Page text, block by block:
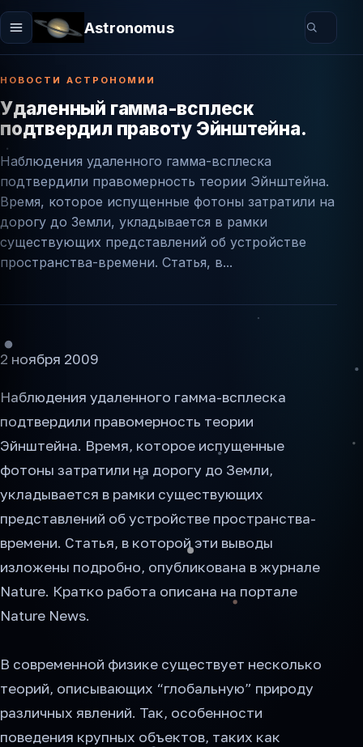
Astronomus
НОВОСТИ АСТРОНОМИИ
Удаленный гамма-всплеск
подтвердил правоту Эйнштейна.
Наблюдения удаленного гамма-всплеска
подтвердили правомерность теории Эйнштейна.
Время, которое испущенные фотоны затратили на
дорогу до Земли, укладывается в рамки
существующих представлений об устройстве
пространства-времени. Статья, в...
2 ноября 2009
Наблюдения удаленного гамма-всплеска
подтвердили правомерность теории
Эйнштейна. Время, которое испущенные
фотоны затратили на дорогу до Земли,
укладывается в рамки существующих
представлений об устройстве пространства-
времени. Статья, в которой эти выводы
изложены подробно, опубликована в журнале
Nature. Кратко работа описана на портале
Nature News.
В современной физике существует несколько
теорий, описывающих “глобальную” природу
различных явлений. Так, особенности
поведения крупных объектов, таких как